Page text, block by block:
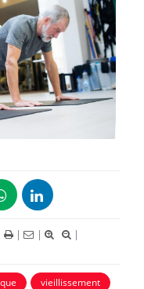
| |
|
vieillissement